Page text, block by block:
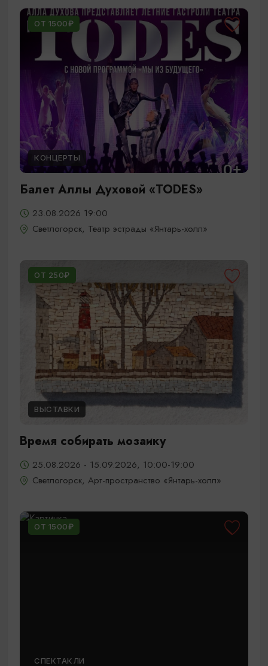
ОТ 1500₽
КОНЦЕРТЫ
Балет Аллы Духовой «TODES»
23.08.2026 19:00
Светлогорск, Театр эстрады «Янтарь-холл»
ОТ 250₽
ВЫСТАВКИ
Время собирать мозаику
25.08.2026 - 15.09.2026, 10:00-19:00
Светлогорск, Арт-пространство «Янтарь-холл»
ОТ 1500₽
СПЕКТАКЛИ